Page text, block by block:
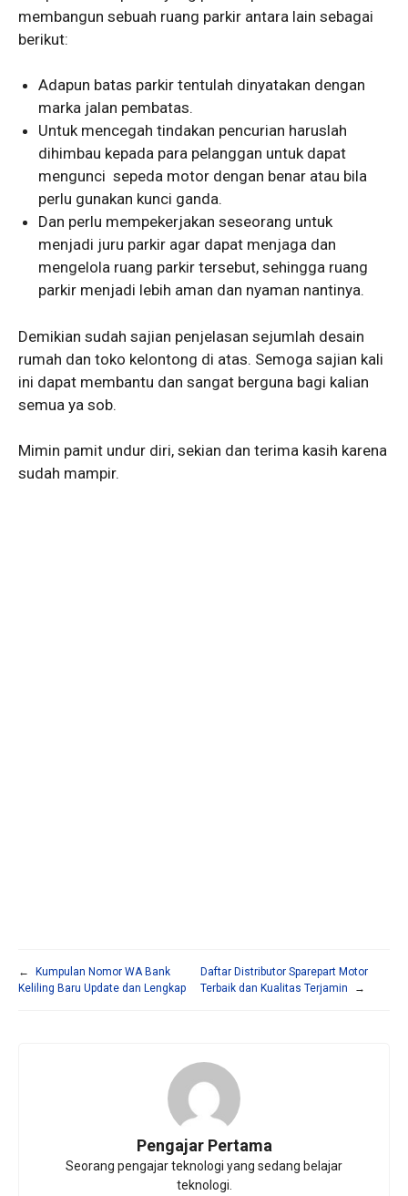
membangun sebuah ruang parkir antara lain sebagai
berikut:
Adapun batas parkir tentulah dinyatakan dengan
marka jalan pembatas.
Untuk mencegah tindakan pencurian haruslah
dihimbau kepada para pelanggan untuk dapat
mengunci sepeda motor dengan benar atau bila
perlu gunakan kunci ganda.
Dan perlu mempekerjakan seseorang untuk
menjadi juru parkir agar dapat menjaga dan
mengelola ruang parkir tersebut, sehingga ruang
parkir menjadi lebih aman dan nyaman nantinya.
Demikian sudah sajian penjelasan sejumlah desain
rumah dan toko kelontong di atas. Semoga sajian kali
ini dapat membantu dan sangat berguna bagi kalian
semua ya sob.
Mimin pamit undur diri, sekian dan terima kasih karena
sudah mampir.
←
Kumpulan Nomor WA Bank
Keliling Baru Update dan Lengkap
Daftar Distributor Sparepart Motor
Terbaik dan Kualitas Terjamin
→
Pengajar Pertama
Seorang pengajar teknologi yang sedang belajar
teknologi.